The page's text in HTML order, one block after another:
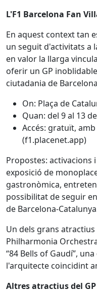
L'F1 Barcelona Fan
En aquest context tan
un seguit d'activitats a
en valor la llarga
oferir un GP
ciutadania de
On: Plaça de
Quan: del 9 al 13
Accés: gratuït,
(f1.placenet.app)
Propostes: activacions
exposició de
gastronòmica,
possibilitat de seguir
de Barcelona-
Un dels grans
Philharmonia
“84 Bells of Gaudí”,
l'arquitecte coincidint
Altres atractius del